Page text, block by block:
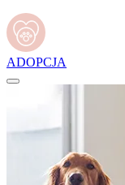
ADOPCJA